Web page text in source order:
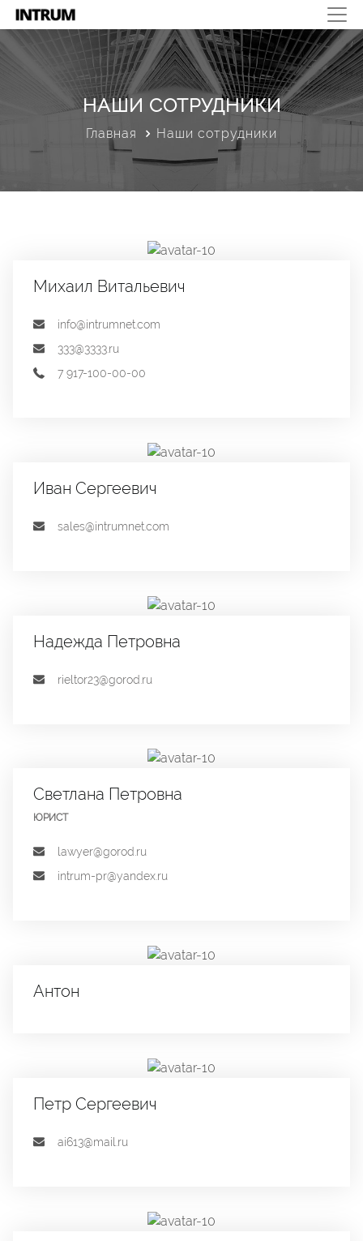
НАШИ СОТРУДНИКИ
Главная Наши сотрудники
Михаил Витальевич
info@intrumnet.com
333@3333.ru
7 917-100-00-00
Иван Сергеевич
sales@intrumnet.com
Надежда Петровна
rieltor23@gorod.ru
Светлана Петровна
ЮРИСТ
lawyer@gorod.ru
intrum-pr@yandex.ru
Антон
Петр Сергеевич
ai613@mail.ru